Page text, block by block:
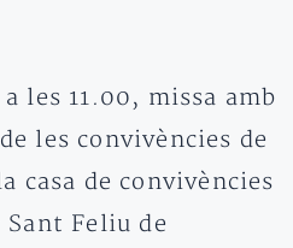
a les 11.00, missa amb
les convivències de
casa de convivències
Feliu de